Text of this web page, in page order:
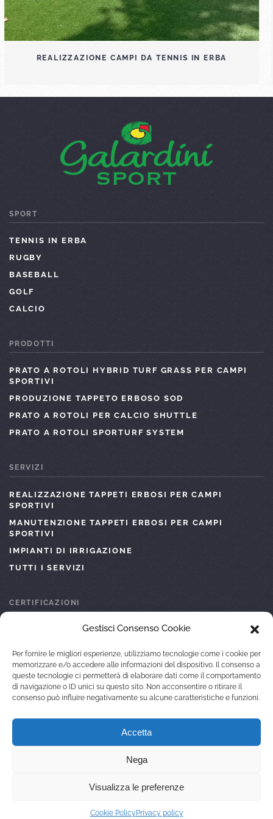
Gestisci Consenso Cookie
Per fornire le migliori esperienze, utilizziamo tecnologie come i cookie per
memorizzare e/o accedere alle informazioni del dispositivo. Il consenso a
queste tecnologie ci permetterà di elaborare dati come il comportamento
di navigazione o ID unici su questo sito. Non acconsentire o ritirare il
consenso può influire negativamente su alcune caratteristiche e funzioni.
Accetta
Nega
Visualizza le preferenze
Cookie Policy Privacy policy
REALIZZAZIONE CAMPI DA GOLF
SPORT
TENNIS IN ERBA
RUGBY
BASEBALL
GOLF
CALCIO
PRODOTTI
PRATO A ROTOLI HYBRID TURF GRASS PER CAMPI
SPORTIVI
PRODUZIONE TAPPETO ERBOSO SOD
PRATO A ROTOLI PER CALCIO SHUTTLE
PRATO A ROTOLI SPORTURF SYSTEM
SERVIZI
REALIZZAZIONE TAPPETI ERBOSI PER CAMPI
SPORTIVI
MANUTENZIONE TAPPETI ERBOSI PER CAMPI
SPORTIVI
IMPIANTI DI IRRIGAZIONE
TUTTI I SERVIZI
CERTIFICAZIONI
ATTESTAZIONE SOA
ISO 14001
© 2022 GALARDINI SPORT DI FEDI MARIELLA
C.F. FDEMLL55D63G713R